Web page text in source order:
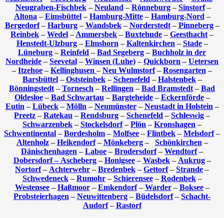
Neugraben-Fischbek– Neuland – Rönneburg– Sinstorf–
Altona – Eimsbüttel– Hamburg-Mitte– Hamburg-Nord –
Bergedorf– Harburg– Wandsbek– Norderstedt– Pinneberg–
Reinbek – Wedel – Ammersbek – Buxtehude – Geesthacht –
Henstedt-Ulzburg– Elmshorn – Kaltenkirchen – Stade–
Lüneburg – Reinfeld – Bad Segeberg – Buchholz in der
Nordheide – Seevetal – Winsen (Luhe) – Quickborn – Uetersen
– Itzehoe – Kellinghusen – Neu Wulmstorf– Rosengarten –
Barsbüttel– Oststeinbek– Schenefeld – Halstenbek–
Bönningstedt – Tornesch – Rellingen – Bad Bramstedt – Bad
Oldesloe– Bad Schwartau – Bargteheide– Eckernförde–
Eutin – Lübeck– Mölln – Neumünster– Neustadt in Holstein –
Preetz – Ratekau – Rendsburg – Schenefeld – Schleswig –
Schwarzenbek – Stockelsdorf– Plön – Kronshagen –
Schwentinental – Bordesholm – Molfsee – Flintbek – Melsdorf–
Altenholz– Heikendorf– Mönkeberg– Schönkirchen –
Dänischenhagen – Laboe – Brodersdorf– Wendtorf–
Dobersdorf – Ascheberg– Honigsee– Wasbek– Aukrug–
Nortorf– Achterwehr – Bredenbek – Gettorf– Strande –
Schwedeneck– Rumohr– Schierensee– Rodenbek–
Westensee– Haßmoor– Emkendorf– Warder– Boksee–
Probsteierhagen – Neuwittenberg – Büdelsdorf– Schacht-
Audorf– Rastorf